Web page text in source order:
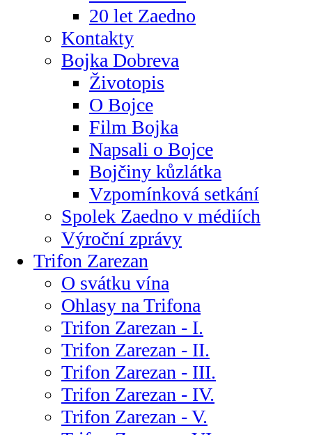
20 let Zaedno
Kontakty
Bojka Dobreva
Životopis
O Bojce
Film Bojka
Napsali o Bojce
Bojčiny kůzlátka
Vzpomínková setkání
Spolek Zaedno v médiích
Výroční zprávy
Trifon Zarezan
O svátku vína
Ohlasy na Trifona
Trifon Zarezan - I.
Trifon Zarezan - II.
Trifon Zarezan - III.
Trifon Zarezan - IV.
Trifon Zarezan - V.